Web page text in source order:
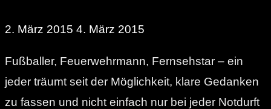
2. März 2015 4. März 2015
Fußballer, Feuerwehrmann, Fernsehstar – ein
jeder träumt seit der Möglichkeit, klare Gedanken
zu fassen und nicht einfach nur bei jeder Notdurft